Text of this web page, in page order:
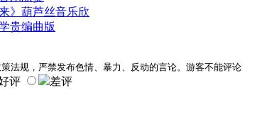
》葫芦丝音乐欣
贵编曲版
法规，严禁发布色情、暴力、反动的言论。游客不能评论
评
差评